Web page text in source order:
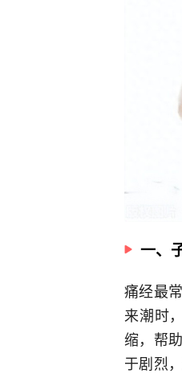
一、
痛经最
来潮时
缩，帮
于剧烈